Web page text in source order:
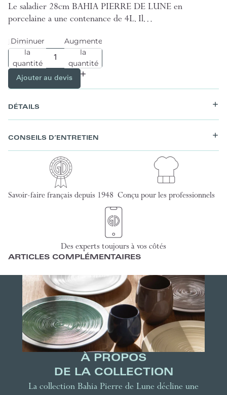
Le saladier 28cm BAHIA PIERRE DE LUNE en
porcelaine a une contenance de 4L. Il…
Lire plus
Diminuer
la
quantité
Augmenter
la
quantité
Ajouter au devis
DÉTAILS
CONSEILS D’ENTRETIEN
Savoir-faire français depuis 1948 Conçu pour les professionnels
Des experts toujours à vos côtés
ARTICLES COMPLÉMENTAIRES
À PROPOS
DE LA COLLECTION
La collection Bahia Pierre de Lune décline une